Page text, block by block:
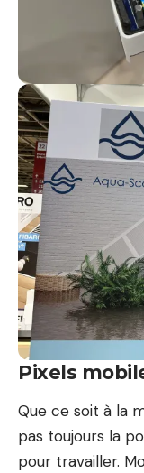
Pixels
Que ce soit à la
pas toujours la
pour travailler.